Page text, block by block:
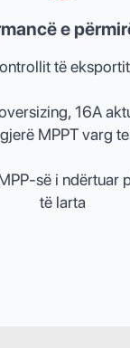
e
të
16A
MPPT varg
së i ndërtuar
të larta